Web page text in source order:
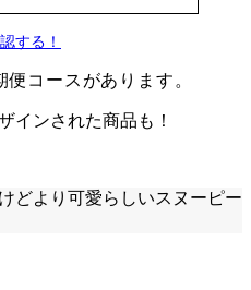
する！
コースがあります。
インされた商品 も！
どより可愛らしいスヌーピー